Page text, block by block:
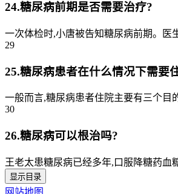
24.糖尿病前期是否需要治疗?
一次体检时,小唐被告知糖尿病前期。医
29
25.糖尿病患者在什么情况下需要
一般而言,糖尿病患者住院主要有三个目
30
26.糖尿病可以根治吗?
王老太患糖尿病已经多年,口服降糖药
显示目录
网站地图